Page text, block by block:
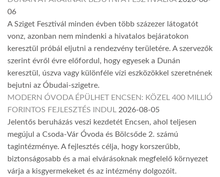
06
A Sziget Fesztivál minden évben több százezer látogatót
vonz, azonban nem mindenki a hivatalos bejáratokon
keresztül próbál eljutni a rendezvény területére. A szervezők
szerint évről évre előfordul, hogy egyesek a Dunán
keresztül, úszva vagy különféle vízi eszközökkel szeretnének
bejutni az Óbudai-szigetre.
MODERN ÓVODA ÉPÜLHET ENCSEN: KÖZEL 400 MILLIÓ
FORINTOS FEJLESZTÉS INDUL 2026-08-05
Jelentős beruházás veszi kezdetét Encsen, ahol teljesen
megújul a Csoda-Vár Óvoda és Bölcsőde 2. számú
tagintézménye. A fejlesztés célja, hogy korszerűbb,
biztonságosabb és a mai elvárásoknak megfelelő környezet
várja a kisgyermekeket és az intézmény dolgozóit.